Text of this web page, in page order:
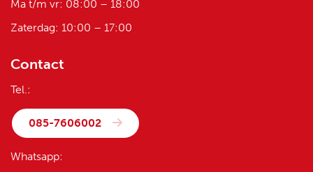
Ma t/m vr: 08:00 – 18:00
Zaterdag: 10:00 – 17:00
Contact
Tel.:
085-7606002
Whatsapp: